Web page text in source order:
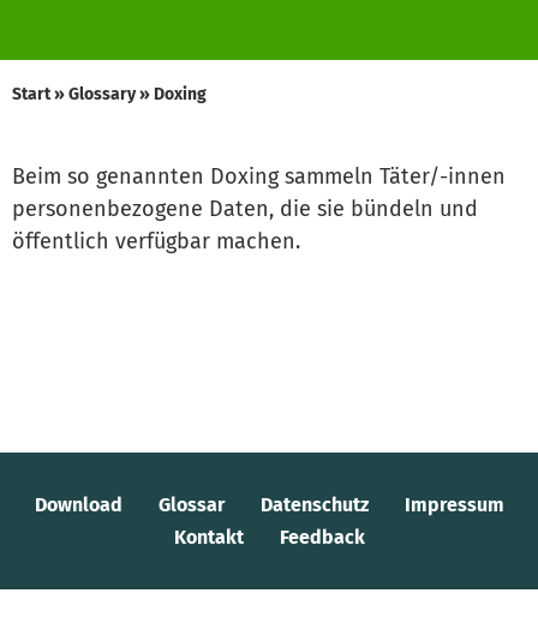
Start»Glossary» Doxing
Beim so genannten Doxing sammeln Täter/-innen
personenbezogene Daten, die sie bündeln und
öffentlich verfügbar machen.
Download Glossar Datenschutz
Impressum
Kontakt
Feedback